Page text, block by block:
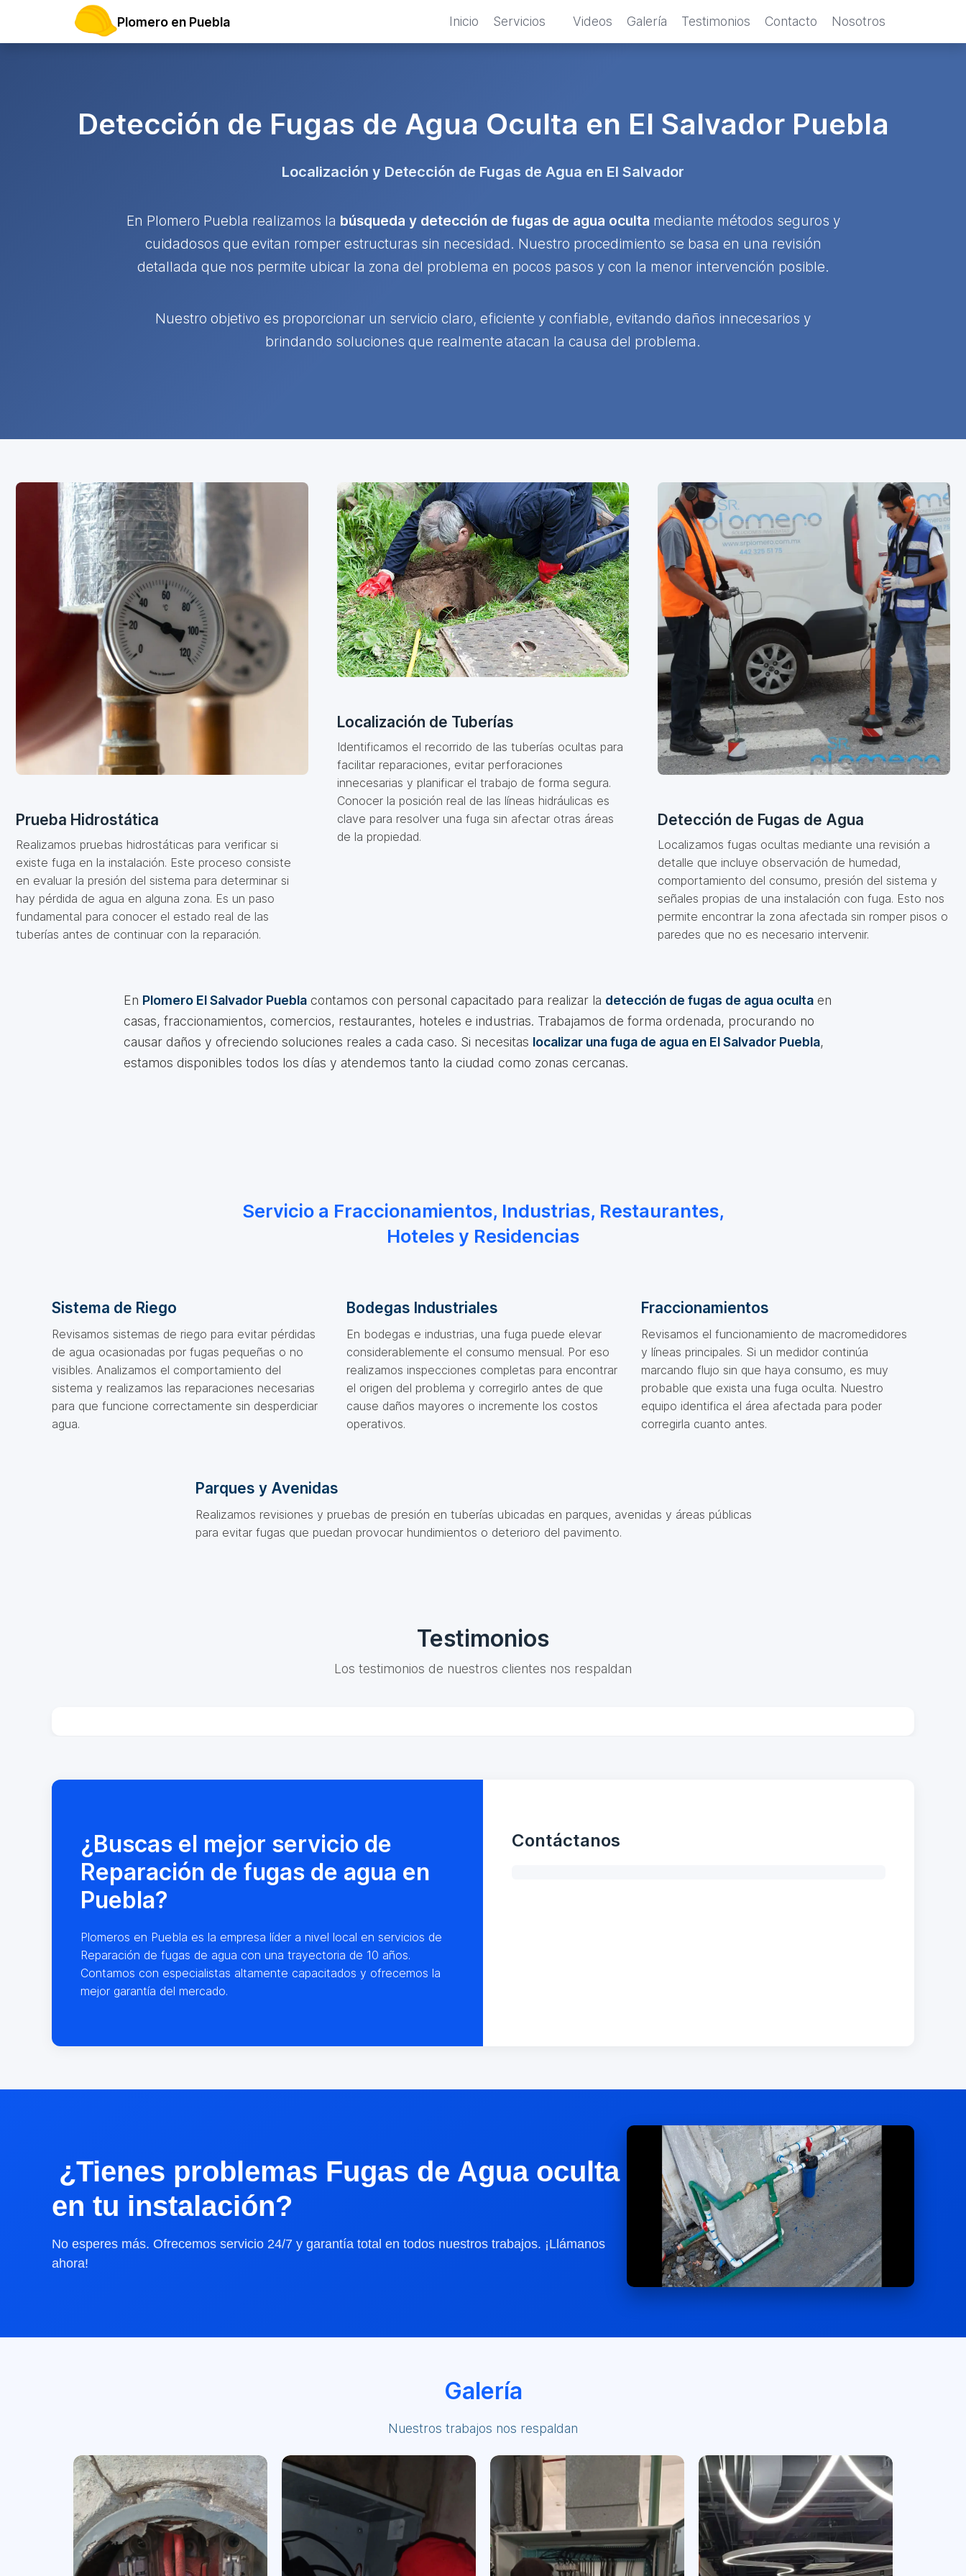
Plomero en Puebla Inicio Servicios Videos Galería Testimonios Contacto Nosotros
Detección de Fugas de Agua Oculta en El Salvador Puebla
Localización y Detección de Fugas de Agua en El Salvador
En Plomero Puebla realizamos la búsqueda y detección de fugas de agua oculta mediante métodos seguros y
cuidadosos que evitan romper estructuras sin necesidad. Nuestro procedimiento se basa en una revisión
detallada que nos permite ubicar la zona del problema en pocos pasos y con la menor intervención posible.
Nuestro objetivo es proporcionar un servicio claro, eficiente y confiable, evitando daños innecesarios y
brindando soluciones que realmente atacan la causa del problema.
Prueba Hidrostática
Realizamos pruebas hidrostáticas para verificar si
existe fuga en la instalación. Este proceso consiste
en evaluar la presión del sistema para determinar si
hay pérdida de agua en alguna zona. Es un paso
fundamental para conocer el estado real de las
tuberías antes de continuar con la reparación.
Localización de Tuberías
Identificamos el recorrido de las tuberías ocultas para
facilitar reparaciones, evitar perforaciones
innecesarias y planificar el trabajo de forma segura.
Conocer la posición real de las líneas hidráulicas es
clave para resolver una fuga sin afectar otras áreas
de la propiedad.
Detección de Fugas de Agua
Localizamos fugas ocultas mediante una revisión a
detalle que incluye observación de humedad,
comportamiento del consumo, presión del sistema y
señales propias de una instalación con fuga. Esto nos
permite encontrar la zona afectada sin romper pisos o
paredes que no es necesario intervenir.
En Plomero El Salvador Puebla contamos con personal capacitado para realizar la detección de fugas de agua oculta en
casas, fraccionamientos, comercios, restaurantes, hoteles e industrias. Trabajamos de forma ordenada, procurando no
causar daños y ofreciendo soluciones reales a cada caso. Si necesitas localizar una fuga de agua en El Salvador Puebla,
estamos disponibles todos los días y atendemos tanto la ciudad como zonas cercanas.
Servicio a Fraccionamientos, Industrias, Restaurantes,
Hoteles y Residencias
Sistema de Riego
Revisamos sistemas de riego para evitar pérdidas
de agua ocasionadas por fugas pequeñas o no
visibles. Analizamos el comportamiento del
sistema y realizamos las reparaciones necesarias
para que funcione correctamente sin desperdiciar
agua.
Bodegas Industriales
En bodegas e industrias, una fuga puede elevar
considerablemente el consumo mensual. Por eso
realizamos inspecciones completas para encontrar
el origen del problema y corregirlo antes de que
cause daños mayores o incremente los costos
operativos.
Fraccionamientos
Revisamos el funcionamiento de macromedidores
y líneas principales. Si un medidor continúa
marcando flujo sin que haya consumo, es muy
probable que exista una fuga oculta. Nuestro
equipo identifica el área afectada para poder
corregirla cuanto antes.
Parques y Avenidas
Realizamos revisiones y pruebas de presión en tuberías ubicadas en parques, avenidas y áreas públicas
para evitar fugas que puedan provocar hundimientos o deterioro del pavimento.
Testimonios
Los testimonios de nuestros clientes nos respaldan
¿Buscas el mejor servicio de
Reparación de fugas de agua en
Puebla?
Plomeros en Puebla es la empresa líder a nivel local en servicios de
Reparación de fugas de agua con una trayectoria de 10 años.
Contamos con especialistas altamente capacitados y ofrecemos la
mejor garantía del mercado.
Contáctanos
¿Tienes problemas Fugas de Agua oculta
en tu instalación?
No esperes más. Ofrecemos servicio 24/7 y garantía total en todos nuestros trabajos. ¡Llámanos
ahora!
Galería
Nuestros trabajos nos respaldan